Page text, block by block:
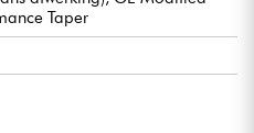
Taper
Small (true pleed)
cm
met Grote Knoppen